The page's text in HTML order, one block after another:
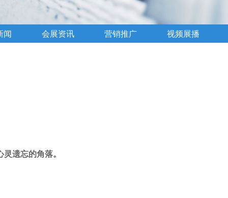
遗忘的角落。
闻 会展资讯 营销推广 视频展播